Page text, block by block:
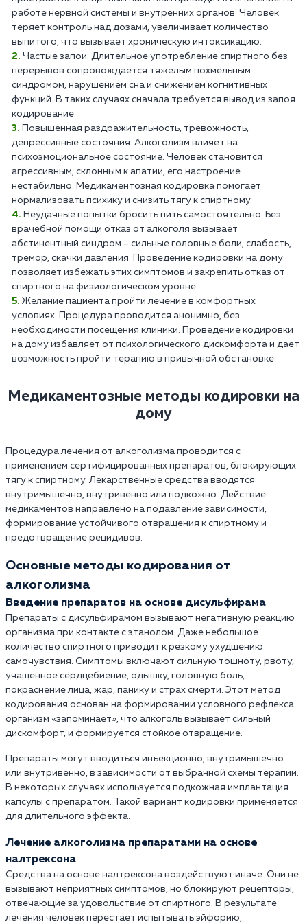
работе нервной системы и внутренних органов. Человек
теряет контроль над дозами, увеличивает количество
выпитого, что вызывает хроническую интоксикацию.
Частые запои. Длительное употребление спиртного без
перерывов сопровождается тяжелым похмельным
синдромом, нарушением сна и снижением когнитивных
функций. В таких случаях сначала требуется вывод из запоя
кодирование.
Повышенная раздражительность, тревожность,
депрессивные состояния. Алкоголизм влияет на
психоэмоциональное состояние. Человек становится
агрессивным, склонным к апатии, его настроение
нестабильно. Медикаментозная кодировка помогает
нормализовать психику и снизить тягу к спиртному.
Неудачные попытки бросить пить самостоятельно. Без
врачебной помощи отказ от алкоголя вызывает
абстинентный синдром – сильные головные боли, слабость,
тремор, скачки давления. Проведение кодировки на дому
позволяет избежать этих симптомов и закрепить отказ от
спиртного на физиологическом уровне.
Желание пациента пройти лечение в комфортных
условиях. Процедура проводится анонимно, без
необходимости посещения клиники. Проведение кодировки
на дому избавляет от психологического дискомфорта и дает
возможность пройти терапию в привычной обстановке.
Медикаментозные методы кодировки на
дому
Процедура лечения от алкоголизма проводится с
применением сертифицированных препаратов, блокирующих
тягу к спиртному. Лекарственные средства вводятся
внутримышечно, внутривенно или подкожно. Действие
медикаментов направлено на подавление зависимости,
формирование устойчивого отвращения к спиртному и
предотвращение рецидивов.
Основные методы кодирования от
алкоголизма
Введение препаратов на основе дисульфирама
Препараты с дисульфирамом вызывают негативную реакцию
организма при контакте с этанолом. Даже небольшое
количество спиртного приводит к резкому ухудшению
самочувствия. Симптомы включают сильную тошноту, рвоту,
учащенное сердцебиение, одышку, головную боль,
покраснение лица, жар, панику и страх смерти. Этот метод
кодирования основан на формировании условного рефлекса:
организм «запоминает», что алкоголь вызывает сильный
дискомфорт, и формируется стойкое отвращение.
Препараты могут вводиться инъекционно, внутримышечно
или внутривенно, в зависимости от выбранной схемы терапии.
В некоторых случаях используется подкожная имплантация
капсулы с препаратом. Такой вариант кодировки применяется
для длительного эффекта.
Лечение алкоголизма препаратами на основе
налтрексона
Средства на основе налтрексона воздействуют иначе. Они не
вызывают неприятных симптомов, но блокируют рецепторы,
отвечающие за удовольствие от спиртного. В результате
лечения человек перестает испытывать эйфорию,